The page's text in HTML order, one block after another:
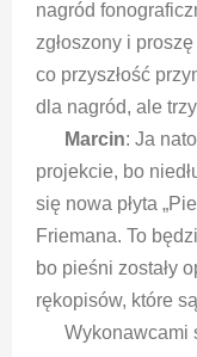
nagród
zgłoszony i
co przyszłość
dla nagród, ale
Marcin: Ja
projekcie, bo
się nowa płyta
Friemana. To
bo pieśni zostały
rękopisów, które
Wykonawcami